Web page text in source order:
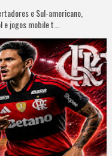
e Sul-americano,
jogos mobile t...